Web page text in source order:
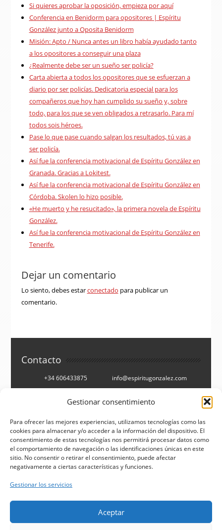
Gestionar consentimiento
Para ofrecer las mejores experiencias, utilizamos tecnologías como las
cookies para almacenar y/o acceder a la información del dispositivo. El
consentimiento de estas tecnologías nos permitirá procesar datos como
el comportamiento de navegación o las identificaciones únicas en este
sitio. No consentir o retirar el consentimiento, puede afectar
negativamente a ciertas características y funciones.
Gestionar los servicios
Aceptar
Si quieres aprobar la oposición, empieza por aquí
Conferencia en Benidorm para opositores | Espíritu
González junto a Oposita Benidorm
Misión: Apto / Nunca antes un libro había ayudado tanto
a los opositores a conseguir una plaza
¿Realmente debe ser un sueño ser policía?
Carta abierta a todos los opositores que se esfuerzan a
diario por ser policías. Dedicatoria especial para los
compañeros que hoy han cumplido su sueño y, sobre
todo, para los que se ven obligados a retrasarlo. Para mí
todos sois héroes.
Pase lo que pase cuando salgan los resultados, tú vas a
ser policía.
Así fue la conferencia motivacional de Espíritu González en
Granada. Gracias a Lokitest.
Así fue la conferencia motivacional de Espíritu González en
Córdoba. Skolen lo hizo posible.
«He muerto y he resucitado», la primera novela de Espíritu
González.
Así fue la conferencia motivacional de Espíritu González en
Tenerife.
Dejar un comentario
Lo siento, debes estarconectado para publicar un
comentario.
Contacto
+34 606433875 info@espiritugonzalez.com
Cartagena, España
Síguenos en
Facebook
Twitter
You Tube
RSS
Buscar
Aviso legal